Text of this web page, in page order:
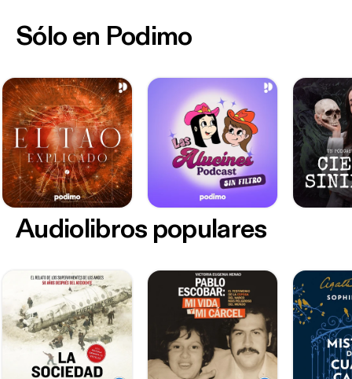
Sólo en Podimo
Audiolibros populares